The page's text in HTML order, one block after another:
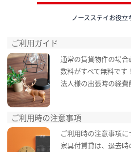
ノースステイお役立
ご利用ガイド
通常の賃貸物件の場
数料がすべて無料です！
法人様の出張時の経費
ご利用時の注意事項
ご利用時の注意事項に
家具付賃貸は、退去